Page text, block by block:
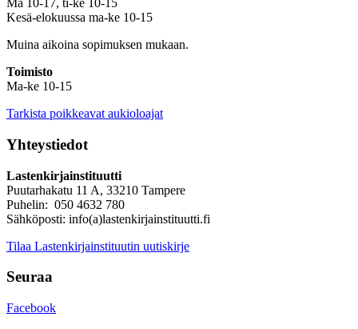
Ma 10-17, ti-ke 10-15
Kesä-elokuussa ma-ke 10-15
Muina aikoina sopimuksen mukaan.
Toimisto
Ma-ke 10-15
Tarkista poikkeavat aukioloajat
Yhteystiedot
Lastenkirjainstituutti
Puutarhakatu 11 A, 33210 Tampere
Puhelin: 050 4632 780
Sähköposti: info(a)lastenkirjainstituutti.fi
Tilaa Lastenkirjainstituutin uutiskirje
Seuraa
Facebook